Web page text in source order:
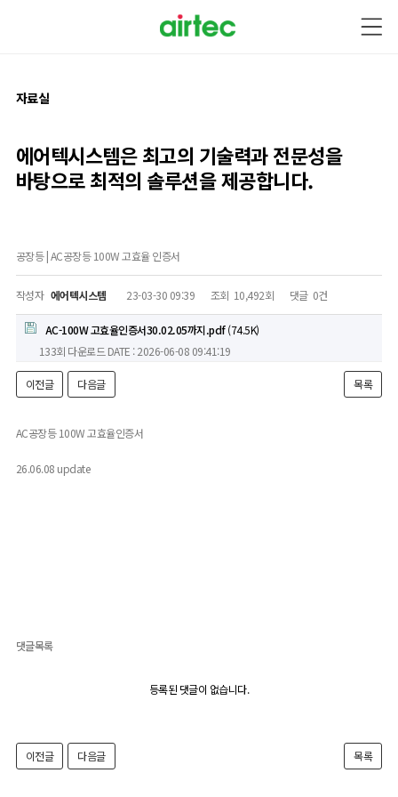
자료실
에어텍시스템은 최고의 기술력과전문성을
바탕으로최적의 솔루션을 제공합니다.
공장등 | AC공장등 100W 고효율 인증서
작성자 에어텍시스템 23-03-30 09:39 조회 10,492회 댓글 0건
AC-100W 고효율인증서30.02.05까지.pdf(74.5K)
133회 다운로드 DATE : 2026-06-08 09:41:19
이전글 다음글 목록
AC공장등 100W 고효율인증서
26.06.08 update
댓글목록
등록된 댓글이 없습니다.
이전글 다음글 목록